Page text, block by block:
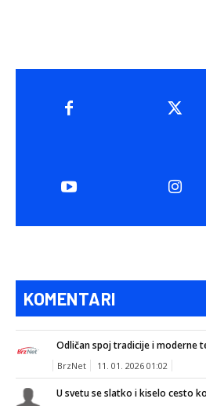
KOMENTARI
Odličan spoj tradicije i moderne
BrzNet 11. 01. 2026 01:02
U svetu se slatko i kiselo cesto